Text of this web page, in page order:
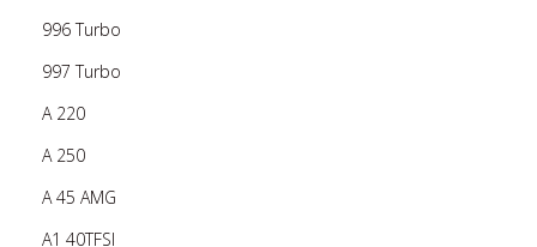
996 Turbo
997 Turbo
A 220
A 250
A 45 AMG
A1 40TFSI